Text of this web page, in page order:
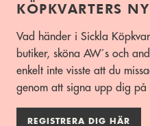
KÖPKVARTERS
Vad händer i Sickla
butiker, sköna AW´s och
enkelt inte visste att du
genom att signa upp dig på
REGISTRERA DIG HÄR